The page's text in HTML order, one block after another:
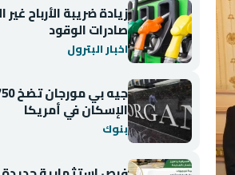
زيادة ضريبة الأرباح
صادرات الوقود
اخبار البترول
الإسكان في أمريكا
بنوك